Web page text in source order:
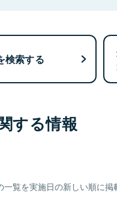
検索する
する情報
覧を実施日の新しい順に掲